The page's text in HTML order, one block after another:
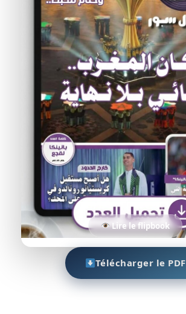
Lire le flipbook
Télécharger le PDF